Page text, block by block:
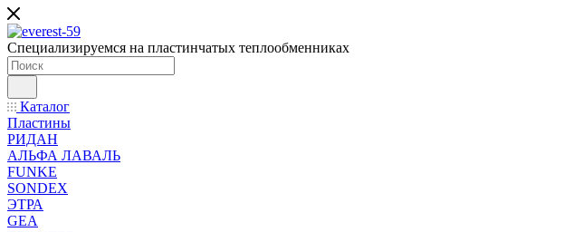
Специализируемся на пластинчатых теплообменниках
Каталог
Пластины
РИДАН
АЛЬФА ЛАВАЛЬ
FUNKE
SONDEX
ЭТРА
GEA